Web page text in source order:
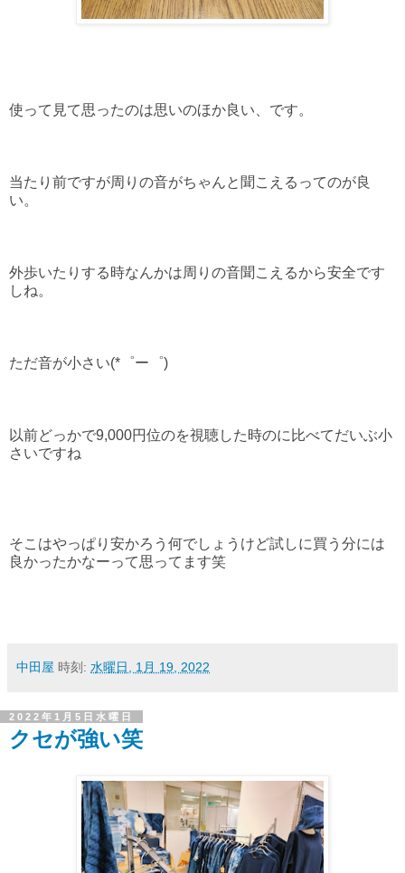
使って見て思ったのは思いのほか良い、です。
当たり前ですが周りの音がちゃんと聞こえるってのが良
い。
外歩いたりする時なんかは周りの音聞こえるから安全です
しね。
ただ音が小さい(*゜ー゜)
以前どっかで9,000円位のを視聴した時のに比べてだいぶ小
さいですね
そこはやっぱり安かろう何でしょうけど試しに買う分には
良かったかなーって思ってます笑
中田屋 時刻: 水曜日, 1月 19, 2022
2022年1月5日水曜日
クセが強い笑